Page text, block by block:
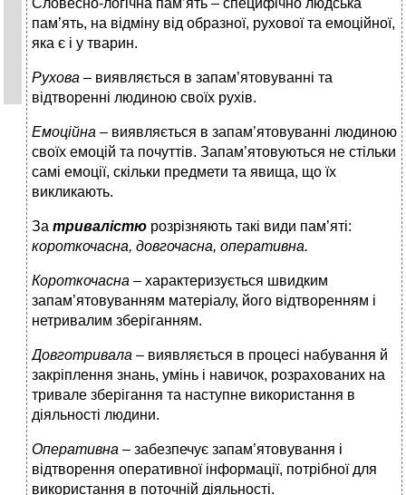
Словесно-логічна пам’ять – специфічно людська
пам’ять, на відміну від образної, рухової та емоційної,
яка є і у тварин.
Рухова – виявляється в запам’ятовуванні та
відтворенні людиною своїх рухів.
Емоційна – виявляється в запам’ятовуванні людиною
своїх емоцій та почуттів. Запам’ятовуються не стільки
самі емоції, скільки предмети та явища, що їх
викликають.
За тривалістю розрізняють такі види пам’яті:
короткочасна, довгочасна, оперативна.
Короткочасна – характеризується швидким
запам’ятовуванням матеріалу, його відтворенням і
нетривалим зберіганням.
Довготривала – виявляється в процесі набування й
закріплення знань, умінь і навичок, розрахованих на
тривале зберігання та наступне використання в
діяльності людини.
Оперативна – забезпечує запам’ятовування і
відтворення оперативної інформації, потрібної для
використання в поточній діяльності.